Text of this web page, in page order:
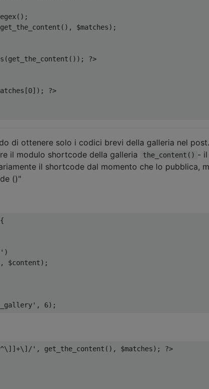
();
get_the_content (), $matches);
(get_the_content ());
?>
[0]);
?>
di ottenere solo i codici brevi della galleria nel
il modulo shortcode della galleria
the_content() - il
il shortcode dal momento che lo pubblica,
()"
{
)
, $content);
, 6);
' , get_the_content (), $matches);
?>